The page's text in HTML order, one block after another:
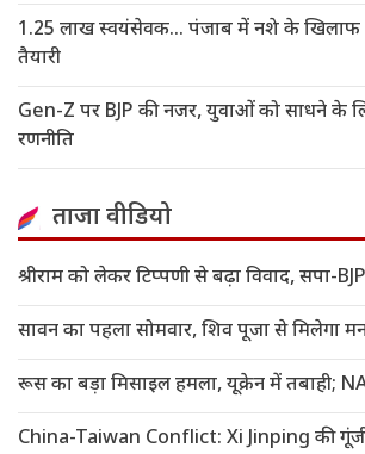
1.25 लाख स्वयंसेवक... पंजाब में नशे के
तैयारी
Gen-Z पर BJP की नजर, युवाओं को साधने के
रणनीति
ताजा वीडियो
श्रीराम को लेकर टिप्पणी से बढ़ा विवाद, सपा-
सावन का पहला सोमवार, शिव पूजा से मिलेगा
रूस का बड़ा मिसाइल हमला, यूक्रेन में तबाही;
China-Taiwan Conflict: Xi Jinping की